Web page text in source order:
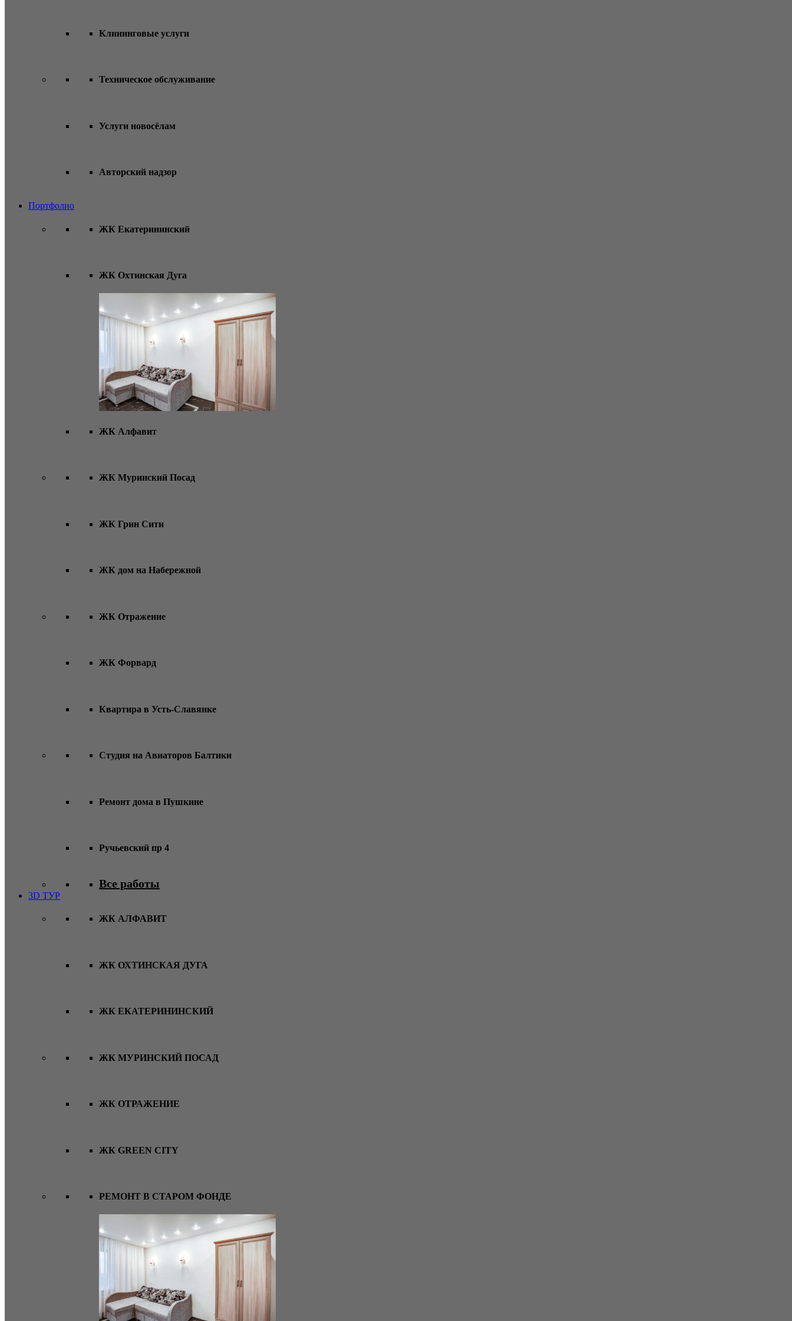
Клининговые услуги
Техническое обслуживание
Услуги новосёлам
Авторский надзор
Портфолио
ЖК Екатерининский
ЖК Охтинская Дуга
ЖК Алфавит
ЖК Муринский Посад
ЖК Грин Сити
ЖК дом на Набережной
ЖК Отражение
ЖК Форвард
Квартира в Усть-Славянке
Студия на Авиаторов Балтики
Ремонт дома в Пушкине
Ручьевский пр 4
Все работы
3D ТУР
ЖК АЛФАВИТ
ЖК ОХТИНСКАЯ ДУГА
ЖК ЕКАТЕРИНИНСКИЙ
ЖК МУРИНСКИЙ ПОСАД
ЖК ОТРАЖЕНИЕ
ЖК GREEN CITY
РЕМОНТ В СТАРОМ ФОНДЕ